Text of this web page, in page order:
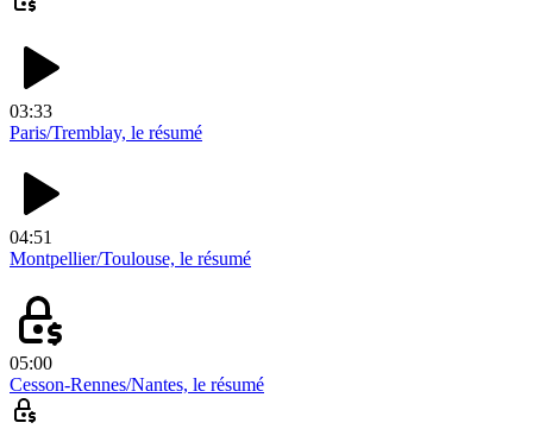
03:33
Paris/Tremblay, le résumé
04:51
Montpellier/Toulouse, le résumé
05:00
Cesson-Rennes/Nantes, le résumé